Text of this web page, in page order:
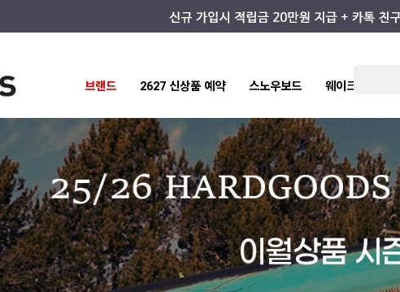
브랜드 2627 신상품 예약 스노우보드 웨이크/서핑